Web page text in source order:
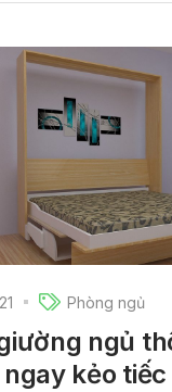
Phòng ngủ
ngủ
kẻo tiếc